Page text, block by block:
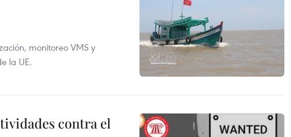
monitoreo VMS y
la UE.
contra el